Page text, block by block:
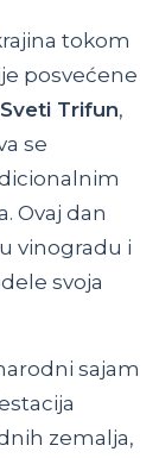
tokom
posvećene
Trifun,
se
Ovaj dan
vinogradu i
svoja
sajam
zemalja,